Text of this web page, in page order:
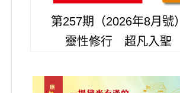
第257期（2026年8月號）
靈性修行 超凡入聖